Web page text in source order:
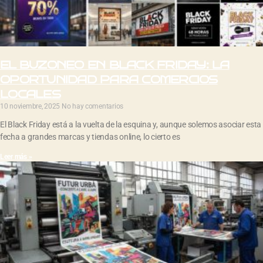
EL BUZONEO EN BLACK FRIDAY: LA
OPORTUNIDAD PARA COMERCIOS
LOCALES
10 noviembre, 2025 No hay comentarios
El Black Friday está a la vuelta de la esquina y, aunque solemos asociar esta
fecha a grandes marcas y tiendas online, lo cierto es
Leer más »